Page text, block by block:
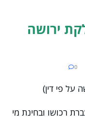
ירושה
0
על פי דין)
רכושו ובחינת מי